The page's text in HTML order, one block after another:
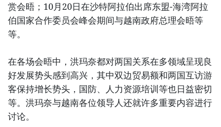
赏会晤；10月20日在沙特阿拉伯出席东盟-海湾阿拉
伯国家合作委员会峰会期间与越南政府总理会晤等
等。
在各场会晤中，洪玛奈都对两国关系在多领域呈现良
好发展势头感到高兴，其中双边贸易额和两国互访游
客保持增长势头，国防、人力资源培训等也日益密切
等。洪玛奈与越南各位领导人还就许多重要内容进行
讨论。